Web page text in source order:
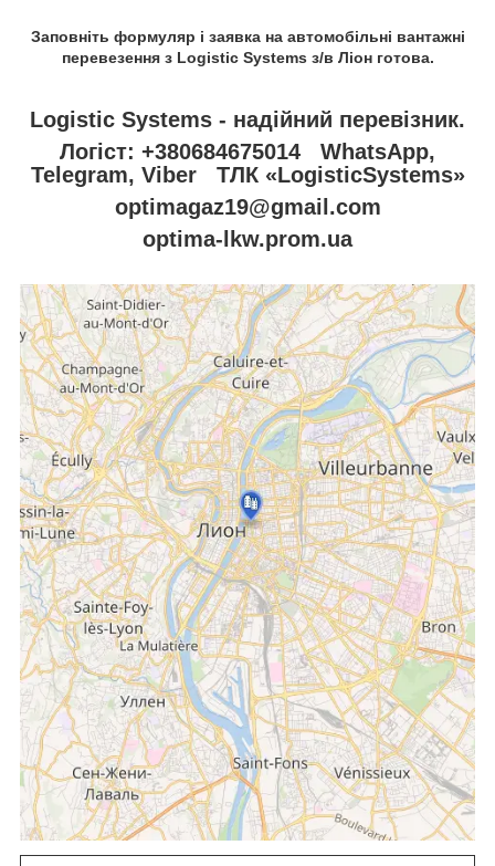
Заповніть формуляр і заявка на автомобільні вантажні
перевезення з Logistic Systems з/в Ліон готова.
Logistic Systems - надійний перевізник.
Логіст: +380684675014 WhatsApp,
Telegram, Viber ТЛК «LogisticSystems»
optimagaz19@gmail.com
optima-lkw.prom.ua